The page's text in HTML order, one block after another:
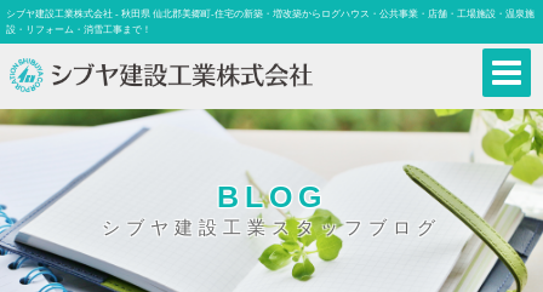
シブヤ建設工業株式会社 - 秋田県 仙北郡美郷町-住宅の新築・増改築からログハウス・公共事業・店舗・工場施設・温泉施
設・リフォーム・消雪工事まで！
BLOG
シブヤ建設工業スタッフブログ